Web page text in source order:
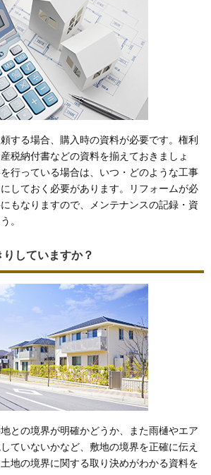
する場合、購入時の資料が必要です。権利
税納付書などの資料を揃えておきましょ
行っている場合は、いつ・どのような工事
しておく必要があります。リフォームが必
もなりますので、メンテナンスの記録・資
。
していますか？
との境界が明確かどうか、また雨樋やエア
ていないかなど、敷地の境界を正確に伝え
地の境界に関する取り決めがわかる資料を